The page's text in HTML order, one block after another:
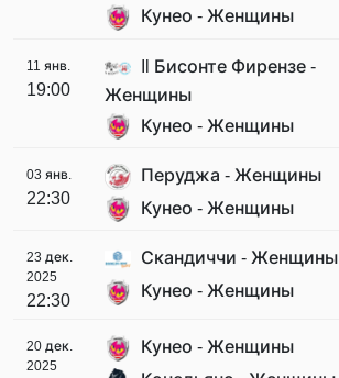
Кунео - Женщины
11 янв.
19:00
Il Бисонте Фирензе -
Женщины
Кунео - Женщины
03 янв.
22:30
Перуджа - Женщины
Кунео - Женщины
23 дек.
2025
22:30
Скандиччи - Женщины
Кунео - Женщины
20 дек.
2025
Кунео - Женщины